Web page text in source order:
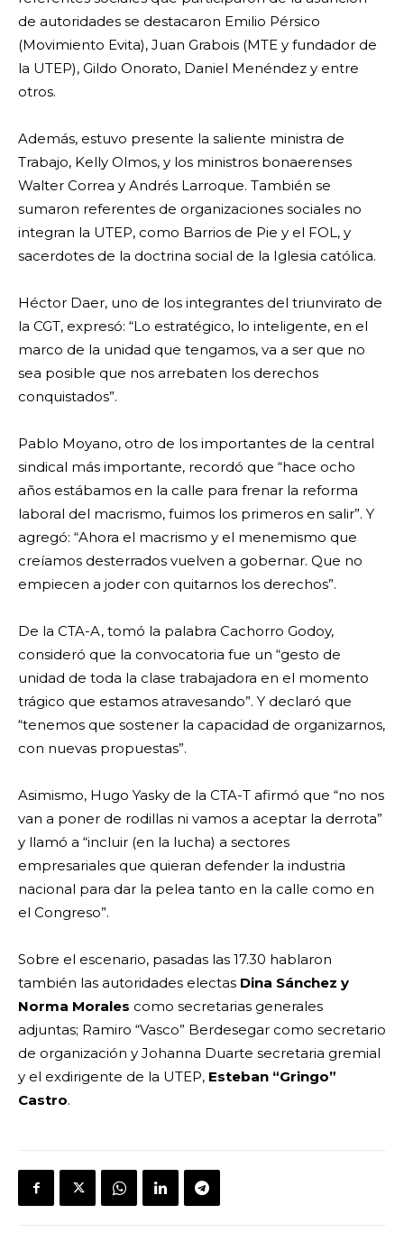
de autoridades se destacaron Emilio Pérsico
(Movimiento Evita), Juan Grabois (MTE y fundador de
la UTEP), Gildo Onorato, Daniel Menéndez y entre
otros.
Además, estuvo presente la saliente ministra de
Trabajo, Kelly Olmos, y los ministros bonaerenses
Walter Correa y Andrés Larroque. También se
sumaron referentes de organizaciones sociales no
integran la UTEP, como Barrios de Pie y el FOL, y
sacerdotes de la doctrina social de la Iglesia católica.
Héctor Daer, uno de los integrantes del triunvirato de
la CGT, expresó: “Lo estratégico, lo inteligente, en el
marco de la unidad que tengamos, va a ser que no
sea posible que nos arrebaten los derechos
conquistados”.
Pablo Moyano, otro de los importantes de la central
sindical más importante, recordó que “hace ocho
años estábamos en la calle para frenar la reforma
laboral del macrismo, fuimos los primeros en salir”. Y
agregó: “Ahora el macrismo y el menemismo que
creíamos desterrados vuelven a gobernar. Que no
empiecen a joder con quitarnos los derechos”.
De la CTA-A, tomó la palabra Cachorro Godoy,
consideró que la convocatoria fue un “gesto de
unidad de toda la clase trabajadora en el momento
trágico que estamos atravesando”. Y declaró que
“tenemos que sostener la capacidad de organizarnos,
con nuevas propuestas”.
Asimismo, Hugo Yasky de la CTA-T afirmó que “no nos
van a poner de rodillas ni vamos a aceptar la derrota”
y llamó a “incluir (en la lucha) a sectores
empresariales que quieran defender la industria
nacional para dar la pelea tanto en la calle como en
el Congreso”.
Sobre el escenario, pasadas las 17.30 hablaron
también las autoridades electas Dina Sánchez y
Norma Morales como secretarias generales
adjuntas; Ramiro “Vasco” Berdesegar como secretario
de organización y Johanna Duarte secretaria gremial
y el exdirigente de la UTEP, Esteban “Gringo”
Castro.